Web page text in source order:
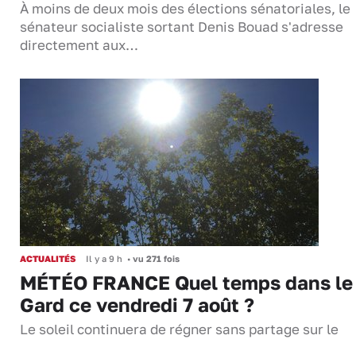
À moins de deux mois des élections sénatoriales, le
sénateur socialiste sortant Denis Bouad s'adresse
directement aux…
ACTUALITÉS Il y a 9 h • vu 271 fois
MÉTÉO FRANCE Quel temps dans le
Gard ce vendredi 7 août ?
Le soleil continuera de régner sans partage sur le